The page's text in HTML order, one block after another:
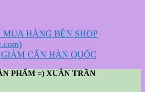
HÀNG BÊN SHOP
CÂN HÀN QUỐC
PHẨM =) XUÂN TRẦN